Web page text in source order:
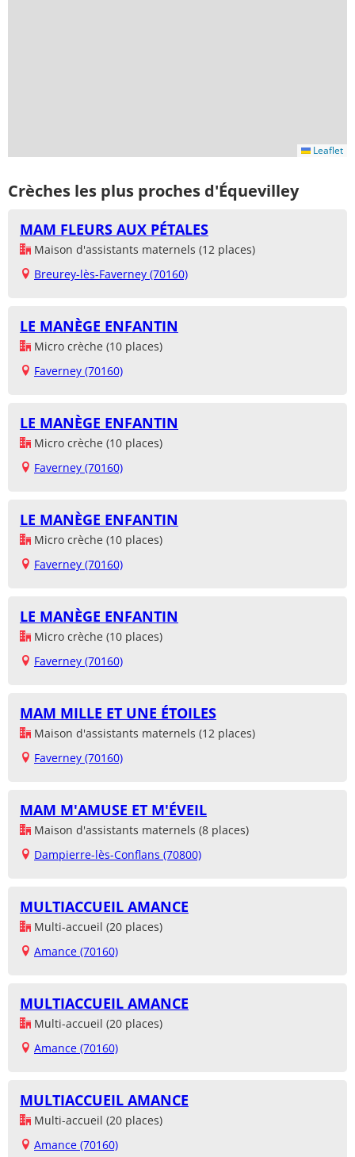
Leaflet
Crèches les plus proches d'Équevilley
MAM FLEURS AUX PÉTALES
Maison d'assistants maternels (12 places)
Breurey-lès-Faverney (70160)
LE MANÈGE ENFANTIN
Micro crèche (10 places)
Faverney (70160)
LE MANÈGE ENFANTIN
Micro crèche (10 places)
Faverney (70160)
LE MANÈGE ENFANTIN
Micro crèche (10 places)
Faverney (70160)
LE MANÈGE ENFANTIN
Micro crèche (10 places)
Faverney (70160)
MAM MILLE ET UNE ÉTOILES
Maison d'assistants maternels (12 places)
Faverney (70160)
MAM M'AMUSE ET M'ÉVEIL
Maison d'assistants maternels (8 places)
Dampierre-lès-Conflans (70800)
MULTIACCUEIL AMANCE
Multi-accueil (20 places)
Amance (70160)
MULTIACCUEIL AMANCE
Multi-accueil (20 places)
Amance (70160)
MULTIACCUEIL AMANCE
Multi-accueil (20 places)
Amance (70160)